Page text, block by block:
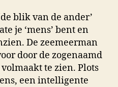
blik van de ander’
je ‘mens’ bent en
De zeemeerman
door de zogenaamd
volmaakt te zien. Plots
een intelligente